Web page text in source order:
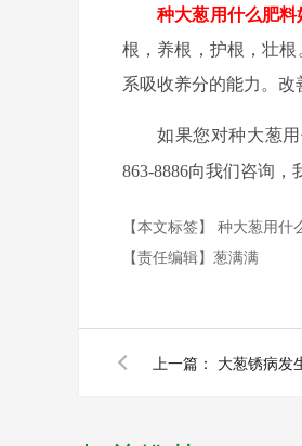
种大葱用什么肥料
根，养根，护根，壮
系吸收养分的能力。改
如果您对种大葱
863-8886向我们咨询，
【本文标签】 种大葱用什
【责任编辑】 葱满满
上一篇：